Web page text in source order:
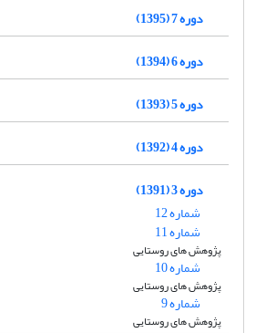
دوره 7 (1395)
دوره 6 (1394)
دوره 5 (1393)
دوره 4 (1392)
دوره 3 (1391)
شماره 12
شماره 11
پژوهش های روستایی
شماره 10
پژوهش های روستایی
شماره 9
پژوهش های روستایی